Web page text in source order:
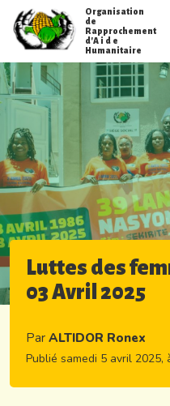
Organisation
de
Rapprochement
d'A i d e
Humanitaire
Luttes des
03 Avril 2025
ParALTIDOR Ronex
Publié samedi 5 avril 2025,